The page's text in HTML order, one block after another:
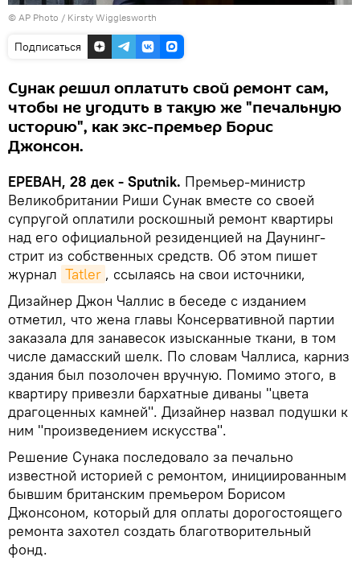
© AP Photo / Kirsty Wigglesworth
Подписаться
Сунак решил оплатить свой ремонт сам,
чтобы не угодить в такую же "печальную
историю", как экс-премьер Борис
Джонсон.
ЕРЕВАН, 28 дек - Sputnik. Премьер-министр
Великобритании Риши Сунак вместе со своей
супругой оплатили роскошный ремонт квартиры
над его официальной резиденцией на Даунинг-
стрит из собственных средств. Об этом пишет
журнал Tatler , ссылаясь на свои источники,
Дизайнер Джон Чаллис в беседе с изданием
отметил, что жена главы Консервативной партии
заказала для занавесок изысканные ткани, в том
числе дамасский шелк. По словам Чаллиса, карниз
здания был позолочен вручную. Помимо этого, в
квартиру привезли бархатные диваны "цвета
драгоценных камней". Дизайнер назвал подушки к
ним "произведением искусства".
Решение Сунака последовало за печально
известной историей с ремонтом, инициированным
бывшим британским премьером Борисом
Джонсоном, который для оплаты дорогостоящего
ремонта захотел создать благотворительный
фонд.